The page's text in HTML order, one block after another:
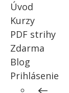
Úvod
Kurzy
PDF strihy
Zdarma
Blog
Prihlásenie